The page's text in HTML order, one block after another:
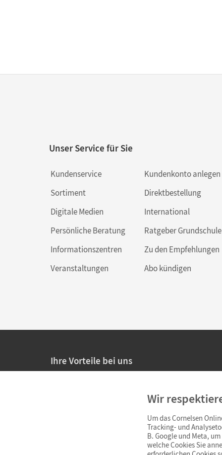
Unser Service für Sie
Kundenservice
Sortiment
Digitale Medien
Persönliche Beratung
Informationszentren
Veranstaltungen
Kundenkonto anlegen
Direktbestellung
International
Ratgeber Grundschule
Zu den Empfehlungen
Abo kündigen
Ihre Vorteile bei uns
Persönliche Angebote für Lehrkräfte
Sicheres Einkaufen mit SSL-Verschlüsselung
Widerrufsfristvon 4 Wochen
Wir
Um das Cornelsen
Tracking- und
B. Google und Meta,
welche Cookies Sie